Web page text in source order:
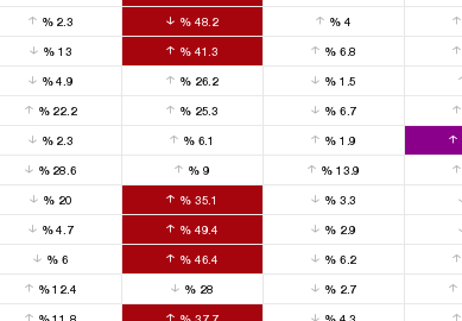
%2.3 %48.2 % 4
% 13 %41.3 %6.8
%4.9 %26.2 %1.5
%22.2 %25.3 %6.7
%2.3 %6.1 %1.9
%28.6 % 9 %13.9
% 20 %35.1 %3.3
%4.7 %49.4 %2.9
%6 %46.4 %6.2
%12.4 % 28 %2.7